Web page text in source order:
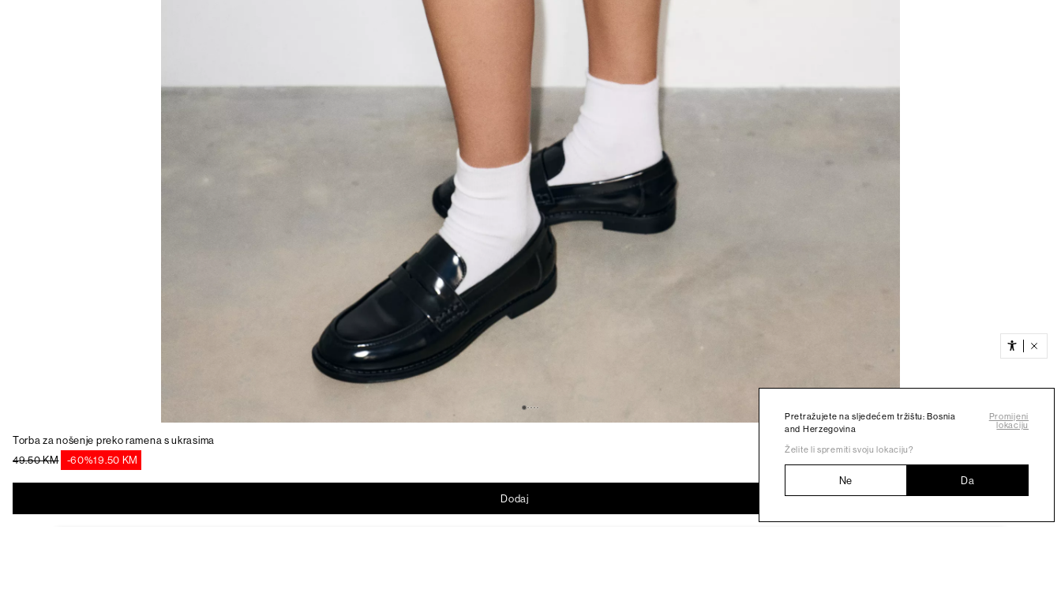
Pretražujete na sljedećem tržištu: Bosnia
and Herzegovina
Promijeni
lokaciju
Želite li spremiti svoju lokaciju?
Ne Da